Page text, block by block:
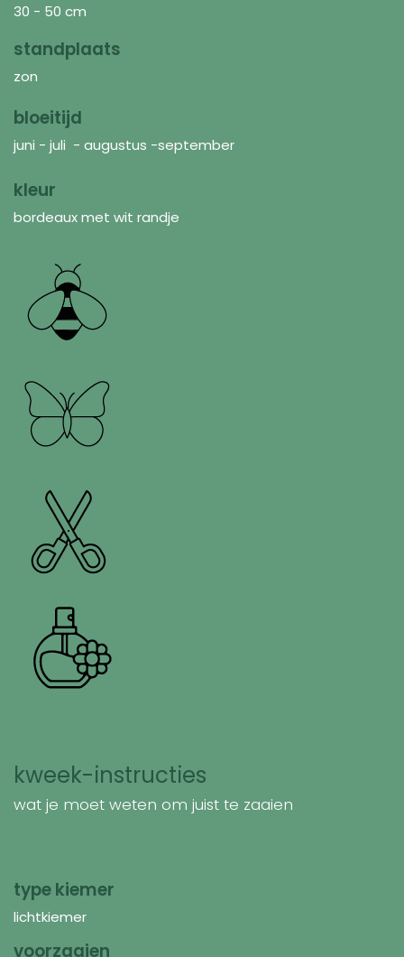
30 - 50 cm
standplaats
zon
bloeitijd
juni - juli - augustus -september
kleur
bordeaux met wit randje
kweek-instructies
wat je moet weten om juist te zaaien
type kiemer
lichtkiemer
voorzaaien